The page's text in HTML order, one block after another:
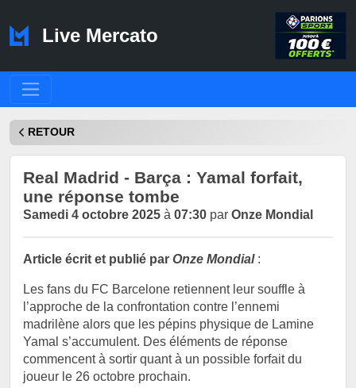
Live Mercato
RETOUR
Real Madrid - Barça : Yamal forfait,
une réponse tombe
Samedi 4 octobre 2025 à 07:30 par Onze Mondial
Article écrit et publié par Onze Mondial:
Les fans du FC Barcelone retiennent leur souffle à
l’approche de la confrontation contre l’ennemi
madrilène alors que les pépins physique de Lamine
Yamal s’accumulent. Des éléments de réponse
commencent à sortir quant à un possible forfait du
joueur le 26 octobre prochain.